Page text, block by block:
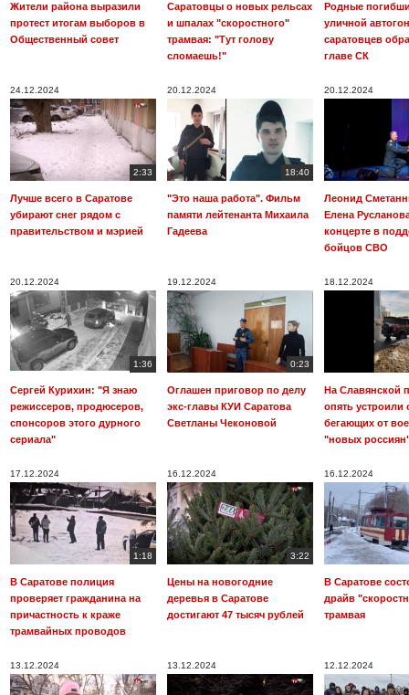
Жители района выразили
протест итогам выборов в
Общественный совет
Саратовцы о новых рельсах
и шпалах "скоростного"
трамвая: "Тут голову
сломаешь!"
Родные
уличной
саратовцев
главе СК
24.12.2024
2:33
Лучше всего в Саратове
убирают снег рядом с
правительством и мэрией
20.12.2024
18:40
"Это наша работа". Фильм
памяти лейтенанта Михаила
Гадеева
20.12.2024
Леонид
Елена
концерте в
бойцов СВО
20.12.2024
1:36
Сергей Курихин: "Я знаю
режиссеров, продюсеров,
спонсоров этого дурного
сериала"
19.12.2024
0:23
Оглашен приговор по делу
экс-главы КУИ Саратова
Светланы Чеконовой
18.12.2024
На Славянской
опять устроили
бегающих от
"новых
17.12.2024
1:18
В Саратове полиция
проверяет гражданина на
причастность к краже
трамвайных проводов
16.12.2024
3:22
Цены на новогодние
деревья в Саратове
достигают 47 тысяч рублей
16.12.2024
В Саратове
драйв
трамвая
13.12.2024 13.12.2024 12.12.2024